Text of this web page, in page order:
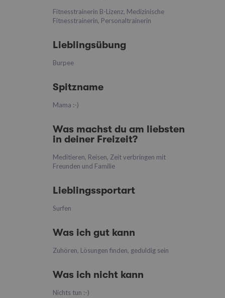
Fitnesstrainerin B-Lizenz, Medizinische
Fitnesstrainerin, Personaltrainerin
Lieblingsübung
Burpee
Spitzname
Mama :-)
Was machst du am liebsten
in deiner Freizeit?
Meditieren, Reisen, Zeit verbringen mit
Freunden und Familie
Lieblingssportart
Surfen
Was ich gut kann
Zuhören, Lösungen finden, geduldig sein
Was ich nicht kann
Nichts tun :-)